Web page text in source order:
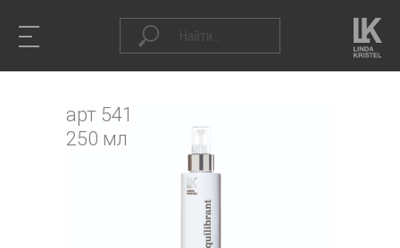
арт 541
250 мл